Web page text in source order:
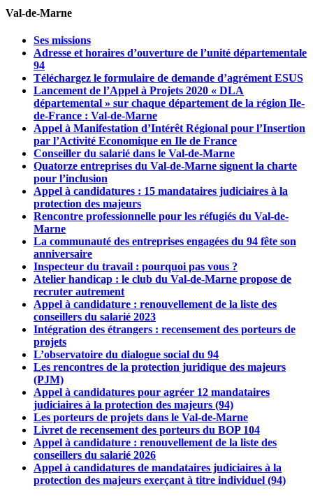
Val-de-Marne
Ses missions
Adresse et horaires d’ouverture de l’unité départementale
94
Téléchargez le formulaire de demande d’agrément ESUS
Lancement de l’Appel à Projets 2020 « DLA
départemental » sur chaque département de la région Ile-
de-France : Val-de-Marne
Appel à Manifestation d’Intérêt Régional pour l’Insertion
par l’Activité Economique en Ile de France
Conseiller du salarié dans le Val-de-Marne
Quatorze entreprises du Val-de-Marne signent la charte
pour l’inclusion
Appel à candidatures : 15 mandataires judiciaires à la
protection des majeurs
Rencontre professionnelle pour les réfugiés du Val-de-
Marne
La communauté des entreprises engagées du 94 fête son
anniversaire
Inspecteur du travail : pourquoi pas vous ?
Atelier handicap : le club du Val-de-Marne propose de
recruter autrement
Appel à candidature : renouvellement de la liste des
conseillers du salarié 2023
Intégration des étrangers : recensement des porteurs de
projets
L’observatoire du dialogue social du 94
Les rencontres de la protection juridique des majeurs
(PJM)
Appel à candidatures pour agréer 12 mandataires
judiciaires à la protection des majeurs (94)
Les porteurs de projets dans le Val-de-Marne
Livret de recensement des porteurs du BOP 104
Appel à candidature : renouvellement de la liste des
conseillers du salarié 2026
Appel à candidatures de mandataires judiciaires à la
protection des majeurs exerçant à titre individuel (94)